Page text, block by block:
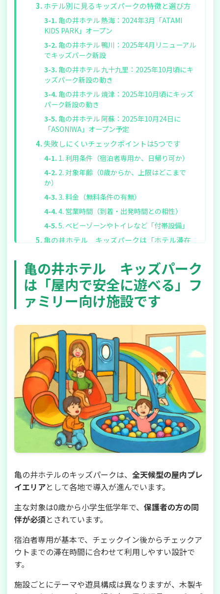
ホテル別に見るキッズパークの特徴と選び方
亀の井ホテル 熱海：2024年3月「ATAMI
KIDS PARK」オープン
亀の井ホテル 鴨川：2025年4月リニューアル
でキッズパーク新設
亀の井ホテル 九十九里：2025年10月頃にキ
ッズパーク新設の動き
亀の井ホテル 焼津：2025年10月頃にキッズ
パーク新設の動き
亀の井ホテル 阿蘇：2025年10月24日に
「ASONIWA」オープン予定
失敗しにくいチェックポイントは5つです
1. 利用条件（宿泊者専用か、日帰り可か）
2. 対象年齢（0歳からか、上限はどこまで
か）
3. 料金（無料条件の有無）
4. 営業時間（到着・出発時間との相性）
5. ベビーゾーンやトイレなど「付帯設備」
亀の井ホテル キッズパークは「ホテル滞在
迷う場合は「年齢」と「旅の目的」から選ぶ
と整理しやすいです
亀の井ホテル キッズパーク
は「屋内で安全に遊べる」フ
ァミリー向け施設です
亀の井ホテルのキッズパークは、 全天候型の屋内プレ
イエリアとして各地で導入が進んでいます。
主な対象は0歳から小学生低学年で、 保護者の方の同
伴が必須とされています。
宿泊者専用が基本で、チェックイン後からチェックア
ウトまでの滞在時間に合わせて利用しやすい設計で
す。
施設ごとにテーマや遊具構成は異なりますが、木製キ